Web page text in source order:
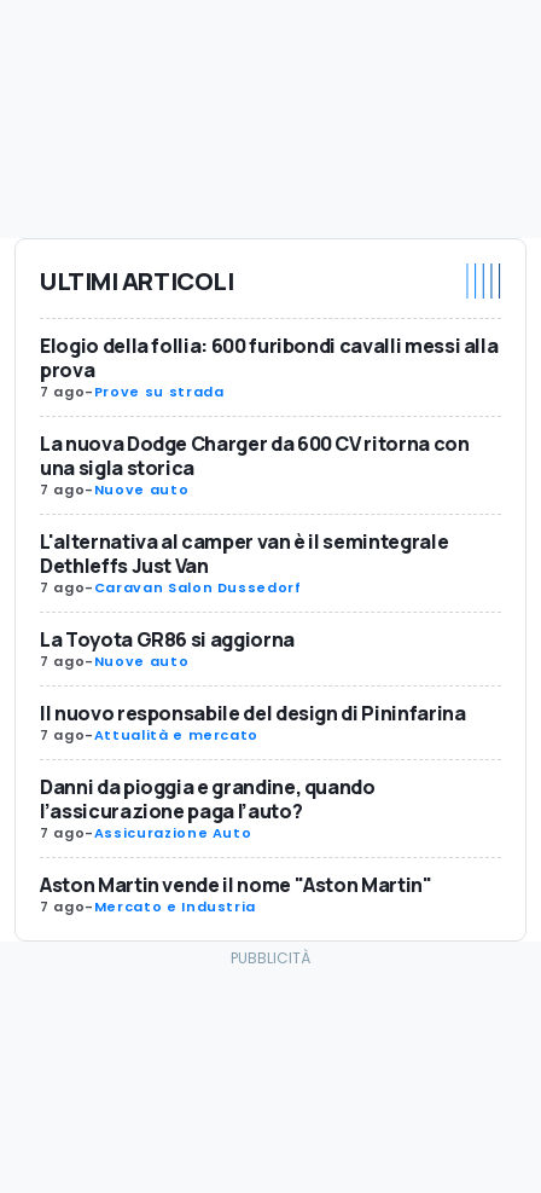
ULTIMI ARTICOLI
Elogio della follia: 600 furibondi cavalli messi alla
prova
7 ago-Prove su strada
La nuova Dodge Charger da 600 CV ritorna con
una sigla storica
7 ago-Nuove auto
L'alternativa al camper van è il semintegrale
Dethleffs Just Van
7 ago-Caravan Salon Dussedorf
La Toyota GR86 si aggiorna
7 ago-Nuove auto
Il nuovo responsabile del design di Pininfarina
7 ago-Attualità e mercato
Danni da pioggia e grandine, quando
l’assicurazione paga l’auto?
7 ago-Assicurazione Auto
Aston Martin vende il nome "Aston Martin"
7 ago-Mercato e Industria